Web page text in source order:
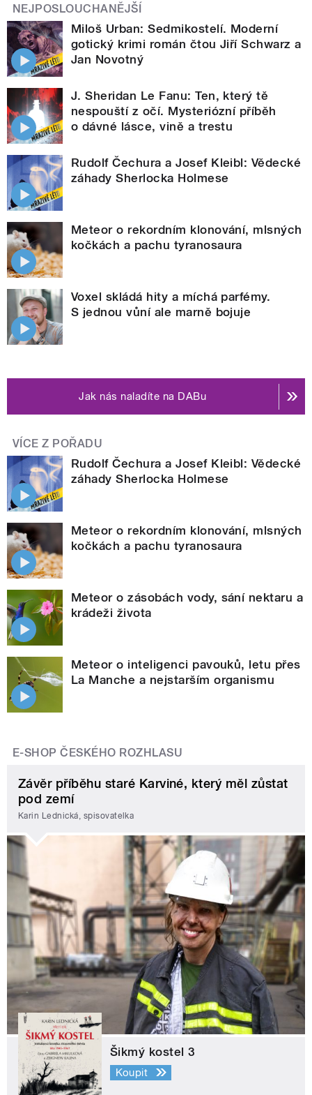
NEJPOSLOUCHANĚJŠÍ
Miloš Urban: Sedmikostelí. Moderní
gotický krimi román čtou Jiří Schwarz a
Jan Novotný
J. Sheridan Le Fanu: Ten, který tě
nespouští z očí. Mysteriózní příběh
o dávné lásce, vině a trestu
Rudolf Čechura a Josef Kleibl: Vědecké
záhady Sherlocka Holmese
Meteor o rekordním klonování, mlsných
kočkách a pachu tyranosaura
Voxel skládá hity a míchá parfémy.
S jednou vůní ale marně bojuje
Jak nás naladíte na DABu
VÍCE Z POŘADU
Rudolf Čechura a Josef Kleibl: Vědecké
záhady Sherlocka Holmese
Meteor o rekordním klonování, mlsných
kočkách a pachu tyranosaura
Meteor o zásobách vody, sání nektaru a
krádeži života
Meteor o inteligenci pavouků, letu přes
La Manche a nejstarším organismu
E-SHOP ČESKÉHO ROZHLASU
Závěr příběhu staré Karviné, který měl zůstat
pod zemí
Karin Lednická, spisovatelka
Šikmý kostel 3
Koupit